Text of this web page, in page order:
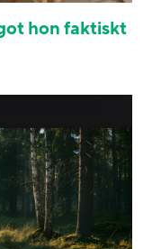
hon faktiskt